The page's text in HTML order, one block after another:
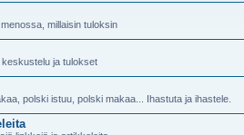
millaisin tuloksin
ja tulokset
polski istuu, polski makaa... Ihastuta ja ihastele.